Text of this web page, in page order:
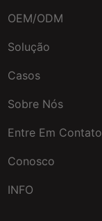
OEM/ODM
Solução
Casos
Sobre Nós
Entre Em Contato
Conosco
INFO